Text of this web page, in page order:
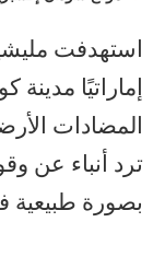
استهدفت
إماراتيًا
المضادات
ترد أنباء عن
بصورة طبيعية